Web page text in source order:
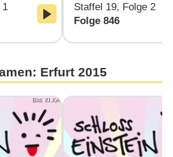
1
Staffel 19, Folge 2
Folge 846
Erfurt 2015
Bild: KI.KA